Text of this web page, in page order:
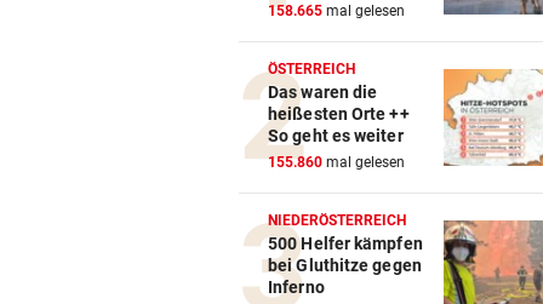
Mann (37) gesteht
in den USA
158.665 mal gelesen
ÖSTERREICH
Das waren die
heißesten Orte ++
So geht es weiter
155.860 mal gelesen
NIEDERÖSTERREICH
500 Helfer kämpfen
bei Gluthitze gegen
Inferno